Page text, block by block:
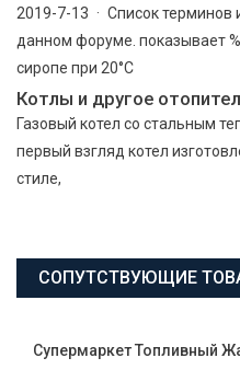
2019-7-13 · Список терминов
данном форуме. показывает
сиропе при 20°С
Котлы и другое
Газовый котел со стальным
первый взгляд котел
стиле,
СОПУТСТВУЮЩИЕ
Супермаркет Топливный